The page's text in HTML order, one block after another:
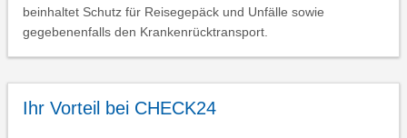
beinhaltet Schutz für Reisegepäck und Unfälle sowie
gegebenenfalls den Krankenrücktransport.
Ihr Vorteil bei CHECK24